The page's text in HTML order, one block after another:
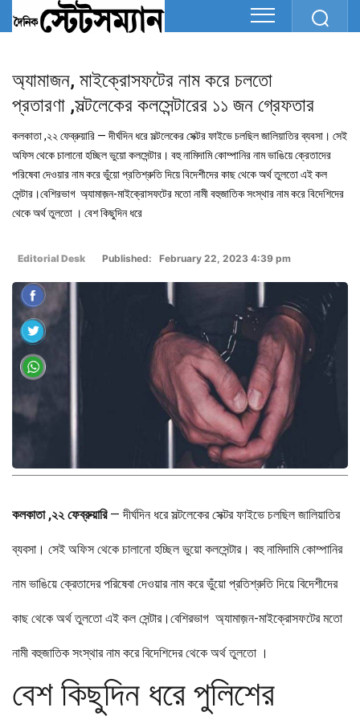
অ্যামাজন, মাইক্রোসফটের নাম করে চলতো
প্রতারণা ,সল্টলেকের কলসেন্টারের ১১ জন গ্রেফতার
কলকাতা ,২২ ফেব্রুয়ারি — দীর্ঘদিন ধরে সল্টলেকের সেক্টর ফাইভে চলছিল জালিয়াতির ব্যবসা। সেই
অফিস থেকে চালানো হচ্ছিল ভুয়ো কলসেন্টার। বহু নামিদামি কোম্পানির নাম ভাঙিয়ে ক্রেতাদের
পরিষেবা দেওয়ার নাম করে ভুঁয়ো প্রতিশ্রুতি দিয়ে বিদেশীদের কাছ থেকে অর্থ তুলতো এই কল
সেন্টার।বেশিরভাগ অ্যামাজ়ন-মাইক্রোসফটের মতো নামী বহুজাতিক সংস্থার নাম করে বিদেশিদের
থেকে অর্থ তুলতো । বেশ কিছুদিন ধরে
Editorial Desk Published: February 22, 2023 4:39 pm
কলকাতা ,২২ ফেব্রুয়ারি — দীর্ঘদিন ধরে সল্টলেকের সেক্টর ফাইভে চলছিল জালিয়াতির
ব্যবসা। সেই অফিস থেকে চালানো হচ্ছিল ভুয়ো কলসেন্টার। বহু নামিদামি কোম্পানির
নাম ভাঙিয়ে ক্রেতাদের পরিষেবা দেওয়ার নাম করে ভুঁয়ো প্রতিশ্রুতি দিয়ে বিদেশীদের
কাছ থেকে অর্থ তুলতো এই কল সেন্টার।বেশিরভাগ অ্যামাজ়ন-মাইক্রোসফটের মতো
নামী বহুজাতিক সংস্থার নাম করে বিদেশিদের থেকে অর্থ তুলতো ।
বেশ কিছুদিন ধরে পুলিশের